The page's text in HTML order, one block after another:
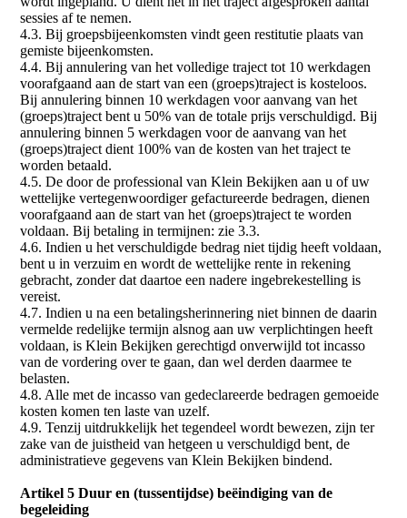
sessies af te nemen.
4.3. Bij groepsbijeenkomsten vindt geen restitutie plaats van
gemiste bijeenkomsten.
4.4. Bij annulering van het volledige traject tot 10 werkdagen
voorafgaand aan de start van een (groeps)traject is kosteloos.
Bij annulering binnen 10 werkdagen voor aanvang van het
(groeps)traject bent u 50% van de totale prijs verschuldigd. Bij
annulering binnen 5 werkdagen voor de aanvang van het
(groeps)traject dient 100% van de kosten van het traject te
worden betaald.
4.5. De door de professional van Klein Bekijken aan u of uw
wettelijke vertegenwoordiger gefactureerde bedragen, dienen
voorafgaand aan de start van het (groeps)traject te worden
voldaan. Bij betaling in termijnen: zie 3.3.
4.6. Indien u het verschuldigde bedrag niet tijdig heeft voldaan,
bent u in verzuim en wordt de wettelijke rente in rekening
gebracht, zonder dat daartoe een nadere ingebrekestelling is
vereist.
4.7. Indien u na een betalingsherinnering niet binnen de daarin
vermelde redelijke termijn alsnog aan uw verplichtingen heeft
voldaan, is Klein Bekijken gerechtigd onverwijld tot incasso
van de vordering over te gaan, dan wel derden daarmee te
belasten.
4.8. Alle met de incasso van gedeclareerde bedragen gemoeide
kosten komen ten laste van uzelf.
4.9. Tenzij uitdrukkelijk het tegendeel wordt bewezen, zijn ter
zake van de juistheid van hetgeen u verschuldigd bent, de
administratieve gegevens van Klein Bekijken bindend.
Artikel 5 Duur en (tussentijdse) beëindiging van de
begeleiding